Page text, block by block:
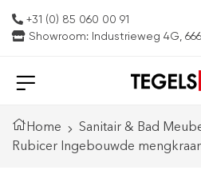
+31 (0) 85 060 00 91
Showroom: Industrieweg 4G,
Home Sanitair & Bad
Rubicer Ingebouwde